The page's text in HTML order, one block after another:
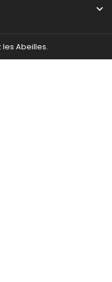
Abeilles.